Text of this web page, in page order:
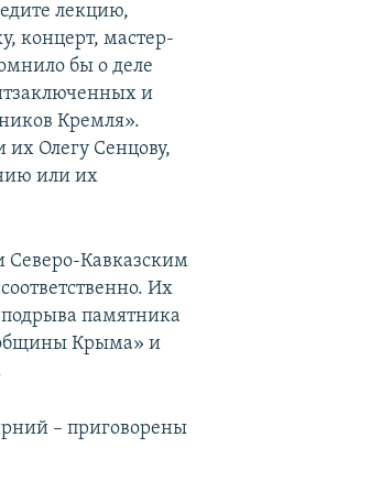
лекцию,
концерт, мастер-
бы о деле
и
Кремля».
их Олегу Сенцову,
или их
Северо-Кавказским
Их
памятника
общины Крыма» и
– приговорены